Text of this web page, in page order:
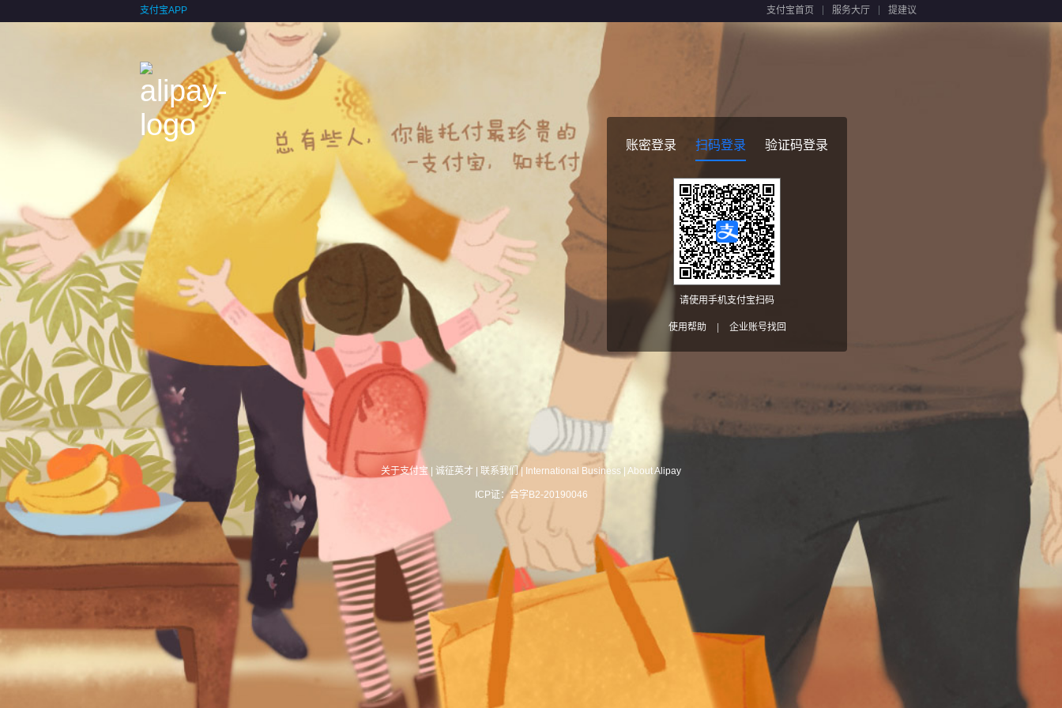
支付宝APP 支付宝首页 服务大厅 提建议
账密登录 扫码登录 验证码登录
请使用手机支付宝扫码
使用帮助 企业账号找回
关于支付宝| 诚征英才 联系我们 | International Business About Alipay
ICP证：合字B2-20190046